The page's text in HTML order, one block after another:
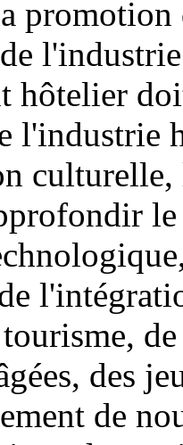
promotion
hôtelier
l'industrie
des
de